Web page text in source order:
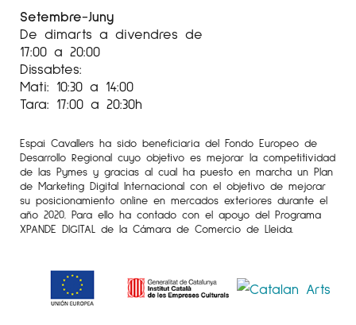
Setembre-Juny
De dimarts a divendres de
17:00 a 20:00
Dissabtes:
Mati: 10:30 a 14:00
Tara: 17:00 a 20:30h
Espai Cavallers ha sido beneficiaria del Fondo Europeo de
Desarrollo Regional cuyo objetivo es mejorar la competitividad
de las Pymes y gracias al cual ha puesto en marcha un Plan
de Marketing Digital Internacional con el objetivo de mejorar
su posicionamiento online en mercados exteriores durante el
año 2020. Para ello ha contado con el apoyo del Programa
XPANDE DIGITAL de la Cámara de Comercio de Lleida.